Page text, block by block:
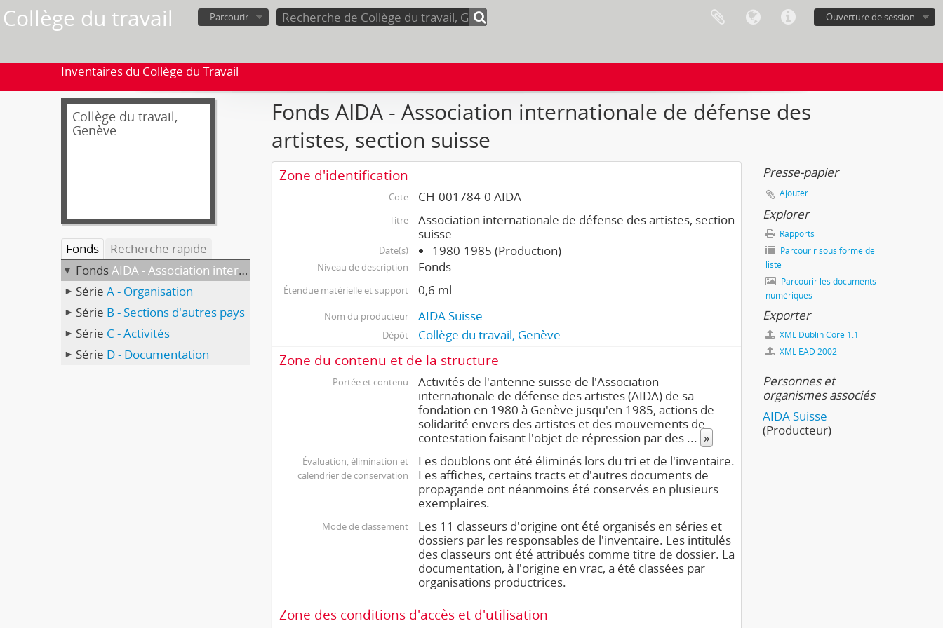
Collège du travail Ouverture de session
Parcourir
Inventaires du Collège du Travail
Collège du travail,
Genève
Fonds
Recherche rapide
FondsAIDA - Association internationale de défense des artistes, section suisse
Série A - Organisation
Série B - Sections d'autres pays
Série C - Activités
Série D - Documentation
Fonds AIDA - Association internationale de défense des
artistes, section suisse
Zone d'identification
Cote CH-001784-0 AIDA
Titre
Association internationale de défense des artistes, section
suisse
Date(s) 1980-1985 (Production)
Niveau de description Fonds
Étendue matérielle et support 0,6 ml
Nom du producteur AIDA Suisse
Dépôt Collège du travail, Genève
Zone du contenu et de la structure
Portée et contenu
Activités de l'antenne suisse de l'Association
internationale de défense des artistes (AIDA) de sa
fondation en 1980 à Genève jusqu'en 1985, actions de
solidarité envers des artistes et des mouvements de
contestation faisant l'objet de répression par des ... »
Évaluation, élimination et
calendrier de conservation
Les doublons ont été éliminés lors du tri et de l'inventaire.
Les affiches, certains tracts et d'autres documents de
propagande ont néanmoins été conservés en plusieurs
exemplaires.
Mode de classement
Les 11 classeurs d'origine ont été organisés en séries et
dossiers par les responsables de l'inventaire. Les intitulés
des classeurs ont été attribués comme titre de dossier. La
documentation, à l'origine en vrac, a été classées par
organisations productrices.
Zone des conditions d'accès et d'utilisation
Presse-papier
Ajouter
Explorer
Rapports
Parcourir sous forme de
liste
Parcourir les documents
numériques
Exporter
XML Dublin Core 1.1
XML EAD 2002
Personnes et
organismes associés
AIDA Suisse
(Producteur)